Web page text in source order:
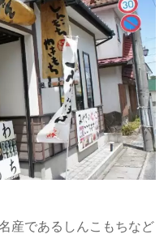
産であるしんこもちなど